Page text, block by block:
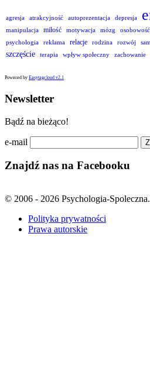
agresja atrakcyjność autoprezentacja depresja
manipulacja
miłość motywacja mózg osobowość
psychologia
reklama relacje rodzina rozwój
szczęście terapia wpływ społeczny zachowanie
Powered by Easytagcloud v2.1
Newsletter
Bądź na bieżąco!
e-mail
Znajdź nas na Facebooku
© 2006 - 2026 Psychologia-
Polityka prywatności
Prawa autorskie